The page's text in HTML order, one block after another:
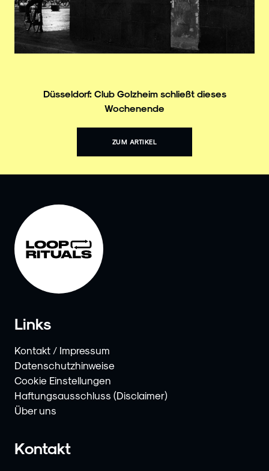
Düsseldorf: Club Golzheim schließt dieses
Wochenende
ZUM ARTIKEL
Links
Kontakt / Impressum
Datenschutzhinweise
Cookie Einstellungen
Haftungsausschluss (Disclaimer)
Über uns
Kontakt